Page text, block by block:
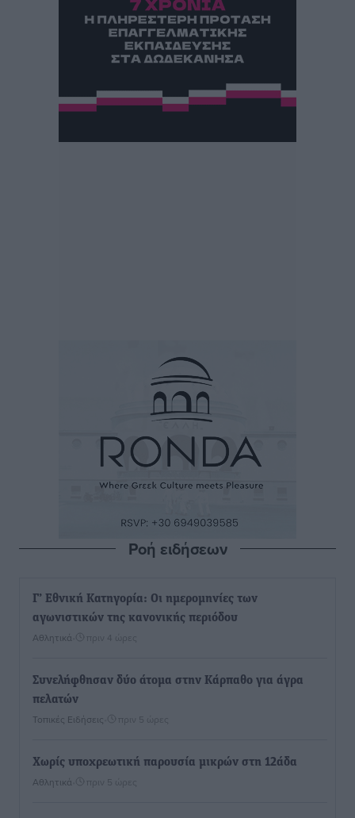
Ροή ειδήσεων
Γ’ Εθνική Κατηγορία: Οι ημερομηνίες των
αγωνιστικών της κανονικής περιόδου
Αθλητικά πριν 4 ώρες
Συνελήφθησαν δύο άτομα στην Κάρπαθο για άγρα
πελατών
Τοπικές Ειδήσεις πριν 5 ώρες
Χωρίς υποχρεωτική παρουσία μικρών στη 12άδα
Αθλητικά πριν 5 ώρες